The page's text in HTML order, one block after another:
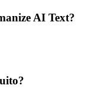
AI Text?